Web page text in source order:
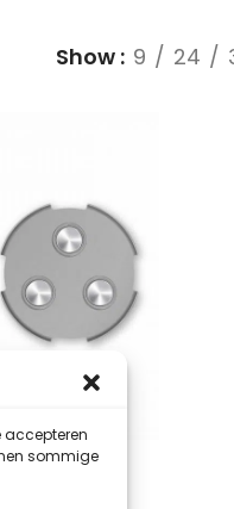
accepteren
sommige
Show 9 24
60